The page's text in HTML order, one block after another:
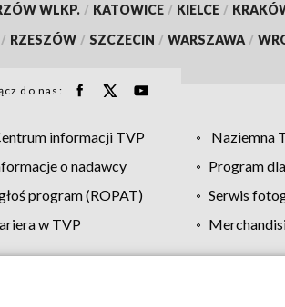
WLKP. / KATOWICE / KIELCE /
/ RZESZÓW / SZCZECIN / WARSZAWA /
do nas:
informacji TVP Naziemna
o nadawcy
Program
program (ROPAT)
Serwis
w TVP